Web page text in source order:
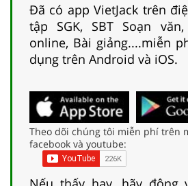
Đã có app VietJack trên
tập SGK, SBT Soạn
online, Bài giảng....miễn
dụng trên Android và iOS.
Theo dõi chúng tôi miễn phí trên
facebook và youtube: